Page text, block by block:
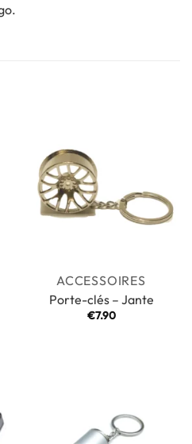
ACCESSOIRES
Porte-clés – Jante
€7.90